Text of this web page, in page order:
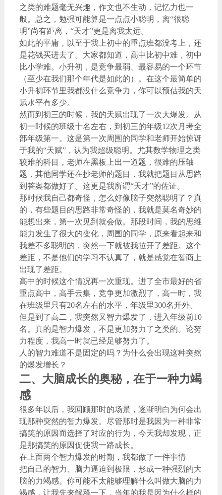
之类的难题毫无兴趣，作文也不生动，记忆力也一
般。总之，勉强可能算是一点点小聪明，离“很聪
明”尚有距离，“天才”更是离我太远。
如此的平庸，以至于我上初中的重点班都没考上，还
是花钱买进去了。大家都知道，高中比初中难，初中
比小学难。小升初，是竞争最弱、最容易的一个环节
（至少在我们那个年代是如此的）。在这个最简单的
小升初环节里我都没什么竞争力，你可以预估我的天
赋水平有多少。
然而到初三的时候，我的天赋出现了一次大爆发。从
初一时候的班级十名左右，到初三的年级12次月考全
部年级第一。这是第一次周围的同学和老师开始惊讶
于我的“天赋”，认为我超级聪明。尤其数学物理之类
较难的科目，老师在黑板上出一道题，很难的压轴
题，其他同学还在抄老师的题目，我就把题目从思路
到答案都做好了。这更是我所谓“天才”的佐证。
那时候我自己都奇怪，怎么好像脑子突然聪明了？真
的，有些题目的思路非常奇怪的，我就是莫名奇妙的
能想出来，第一次见到就会做。那段时间，我的思维
能力发生了很大的变化，周围的同学，原来看起来和
我差不多聪明的，突然一下就被我拉开了差距。这个
差距，不是他们的学习不认真了，就是感觉在智商上
出现了差距。
高中的时候这个情况再一次重现。进了全市最好的省
重点高中，高手云集，竞争更加激烈了，高一时，我
在班级里只有20名左右的水平，年级里300名开外。
但是到了高二，我突然又智力爆发了，进入年级前10
名。真的是智力爆发，不是更加努力了之类的。论努
力程度，我高一时就已经足够努力了。
人的智力难道不是固定的吗？为什么会出现这种突然
的爆发增长？
二、大脑成长的奥秘，在于一种力竭
感
很多年以后，我回顾那时的场景，逐渐明白为何会出
现那种突然的智力爆发。尽管那时是我因为一种非常
搞笑的原因而选择了对应的行为，今天我却发现，正
是那搞笑的原因促使我一路成长。
在上面两个智力爆发的时期，我都做了一件事情——
把自己的智力、脑力逼迫到极限，形成一种强烈的大
脑的力竭感。你可能不太能够理解什么叫做大脑的力
竭感，让我先来解释一下，当年的我是因为什么样的